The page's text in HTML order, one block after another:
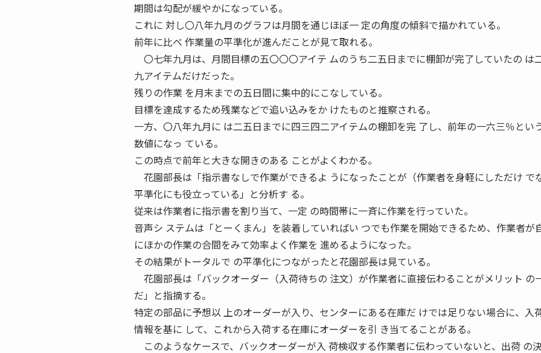
期間は勾配が緩やかになっている。
これに 対し〇八年九月のグラフは月間を通じほぼ一 定の角度の傾斜で描かれている。
前年に比べ 作業量の平準化が進んだことが見て取れる。
〇七年九月は、月間目標の五〇〇〇アイテ ムのうち二五日までに棚卸が完了していたの は
九アイテムだけだった。
残りの作業 を月末までの五日間に集中的にこなしている。
目標を達成するため残業などで追い込みをか けたものと推察される。
一方、〇八年九月に は二五日までに四三四二アイテムの棚卸を完 了し、前年の一六三％とい
数値になっ ている。
この時点で前年と大きな開きのある ことがよくわかる。
花園部長は「指示書なしで作業ができるよ うになったことが（作業者を身軽にしただけ でな
平準化にも役立っている」と分析す る。
従来は作業者に指示書を割り当て、一定 の時間帯に一斉に作業を行っていた。
音声シ ステムは「とーくまん」を装着していればい つでも作業を開始できるため、作業者が
にほかの作業の合間をみて効率よく作業を 進めるようになった。
その結果がトータルで の平準化につながったと花園部長は見ている。
花園部長は「バックオーダー（入荷待ちの 注文）が作業者に直接伝わることがメリット の
だ」と指摘する。
特定の部品に予想以 上のオーダーが入り、センターにある在庫だ けでは足りない場合に、入
情報を基に して、これから入荷する在庫にオーダーを引 き当てることがある。
このようなケースで、バックオーダーが入 荷検収する作業者に伝わっていないと、出荷 の